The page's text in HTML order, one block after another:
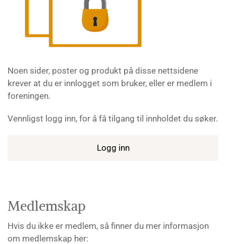
Noen sider, poster og produkt på disse nettsidene
krever at du er innlogget som bruker, eller er medlem i
foreningen.
Vennligst logg inn, for å få tilgang til innholdet du søker.
Logg inn
Medlemskap
Hvis du ikke er medlem, så finner du mer informasjon
om medlemskap her: